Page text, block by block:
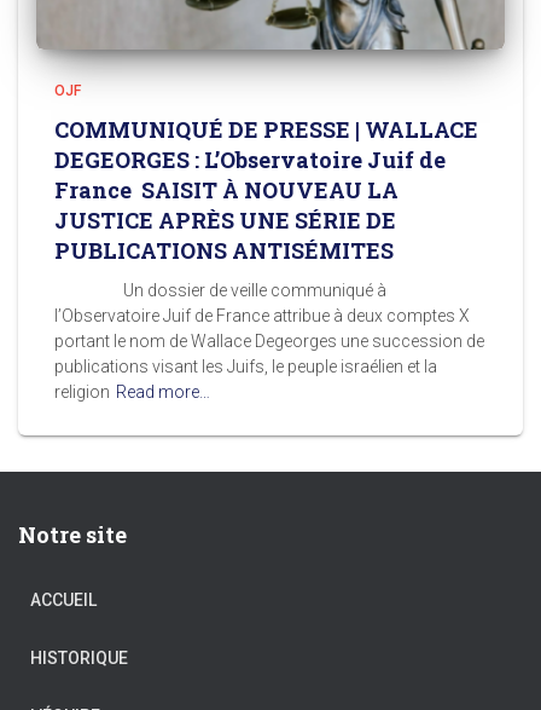
OJF
COMMUNIQUÉ DE PRESSE | WALLACE
DEGEORGES : L’Observatoire Juif de
France SAISIT À NOUVEAU LA
JUSTICE APRÈS UNE SÉRIE DE
PUBLICATIONS ANTISÉMITES
Un dossier de veille communiqué à
l’Observatoire Juif de France attribue à deux comptes X
portant le nom de Wallace Degeorges une succession de
publications visant les Juifs, le peuple israélien et la
religion Read more…
Notre site
ACCUEIL
HISTORIQUE